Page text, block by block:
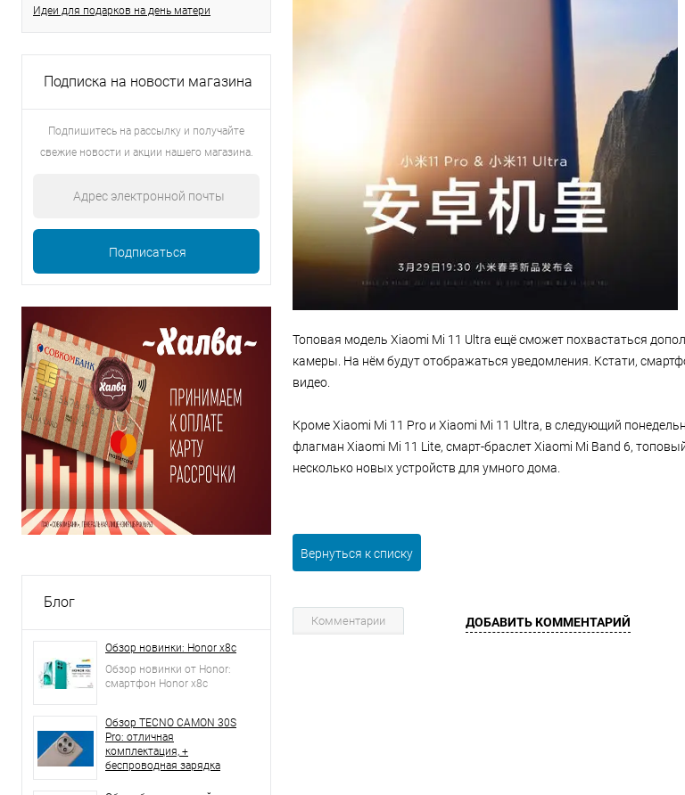
Идеи для подарков на день матери
Подписка на новости магазина
Подпишитесь на рассылку и получайте
свежие новости и акции нашего магазина.
Блог
Обзор новинки: Honor x8c
Обзор новинки от Honor:
смартфон Honor x8c
Обзор TECNO CAMON 30S
Pro: отличная
комплектация, +
беспроводная зарядка
Топовая модель Xiaomi Mi 11 Ultra ещё сможет похвастаться
камеры. На нём будут отображаться уведомления. Кстати,
видео.
Кроме Xiaomi Mi 11 Pro и Xiaomi Mi 11 Ultra, в следующий
флагман Xiaomi Mi 11 Lite, смарт-браслет Xiaomi Mi Band 6,
несколько новых устройств для умного дома.
Вернуться к списку
Комментарии ДОБАВИТЬ КОММЕНТАРИЙ